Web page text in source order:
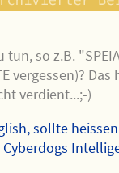
so z.B.
vergessen)? Das
verdient...;-)
sollte